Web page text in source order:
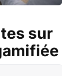
sur